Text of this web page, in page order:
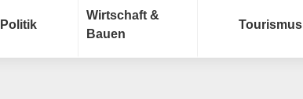
Politik
Wirtschaft &
Bauen
Tourismus